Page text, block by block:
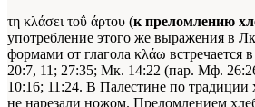
τη κλάσει τοΰ άρτου (к преломлению
употребление этого же выражения в
формами от глагола κλάω встречается
20:7, 11; 27:35; Мк. 14:22 (пар. Мф.
10:16; 11:24. В Палестине по традиции
не нарезали ножом. Преломлением